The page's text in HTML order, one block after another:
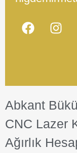
Abkant
CNC Lazer
Ağırlık